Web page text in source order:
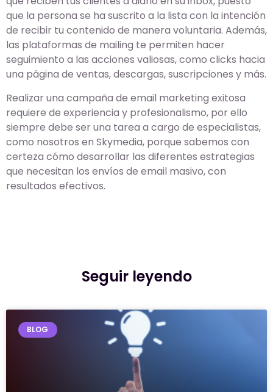
que la persona se ha suscrito a la lista con la intención
de recibir tu contenido de manera voluntaria. Además,
las plataformas de mailing te permiten hacer
seguimiento a las acciones valiosas, como clicks hacia
una página de ventas, descargas, suscripciones y más.
Realizar una campaña de email marketing exitosa
requiere de experiencia y profesionalismo, por ello
siempre debe ser una tarea a cargo de especialistas,
como nosotros en Skymedia, porque sabemos con
certeza cómo desarrollar las diferentes estrategias
que necesitan los envíos de email masivo, con
resultados efectivos.
Seguir leyendo
BLOG